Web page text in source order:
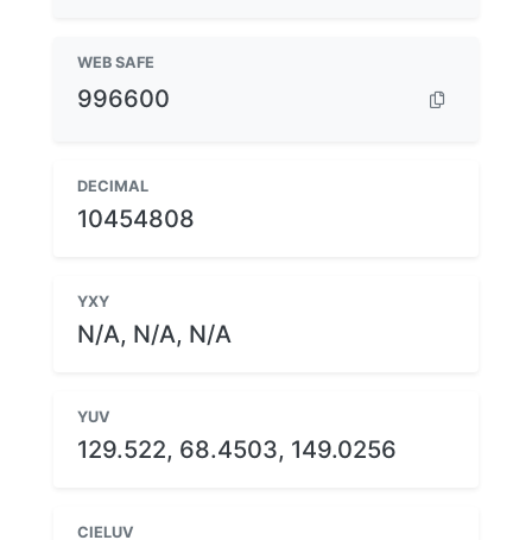
WEB SAFE
996600
DECIMAL
10454808
YXY
N/A, N/A, N/A
YUV
129.522, 68.4503, 149.0256
CIELUV